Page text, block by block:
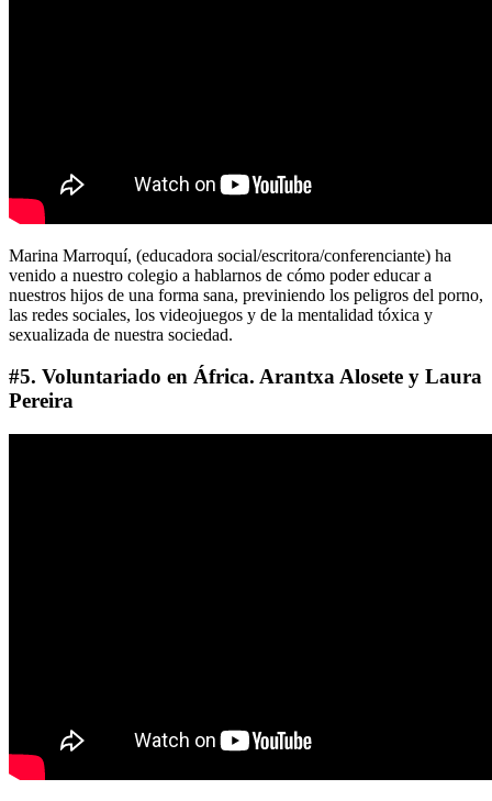
Marina Marroquí, (educadora social/escritora/conferenciante) ha
venido a nuestro colegio a hablarnos de cómo poder educar a
nuestros hijos de una forma sana, previniendo los peligros del porno,
las redes sociales, los videojuegos y de la mentalidad tóxica y
sexualizada de nuestra sociedad.
#5. Voluntariado en África. Arantxa Alosete y Laura
Pereira